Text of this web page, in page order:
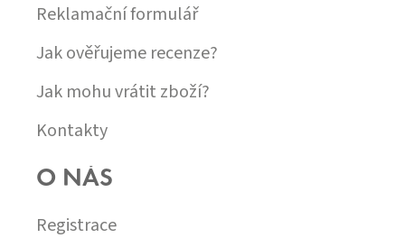
Reklamační formulář
Jak ověřujeme recenze?
Jak mohu vrátit zboží?
Kontakty
O NÁS
Registrace